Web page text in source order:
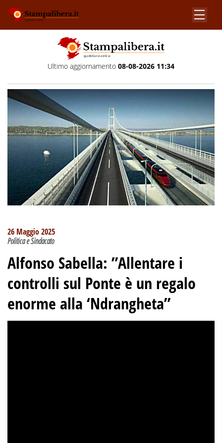
Ultimo aggiornamento 08-08-2026 11:34
26 Maggio 2025
Politica e Sindacato
Alfonso Sabella: ”Allentare i
controlli sul Ponte è un regalo
enorme alla ‘Ndrangheta”